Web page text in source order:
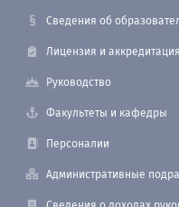
Сведения об
Лицензия и аккредитация
Руководство
Факультеты и кафедры
Персоналии
Административные